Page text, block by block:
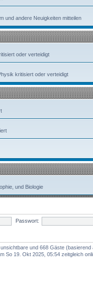
und andere Neuigkeiten mitteilen
oder verteidigt
kritisiert oder verteidigt
und Biologie
Passwort:
und 668 Gäste
So 19. Okt 2025, 05:54 zeitgleich